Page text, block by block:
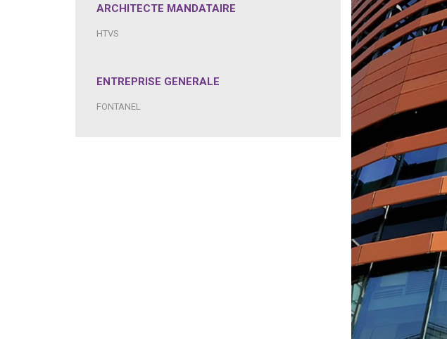
ARCHITECTE MANDATAIRE
HTVS
ENTREPRISE GENERALE
FONTANEL